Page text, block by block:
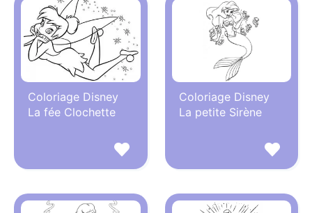
Coloriage Disney
La fée Clochette
Coloriage Disney
La petite Sirène